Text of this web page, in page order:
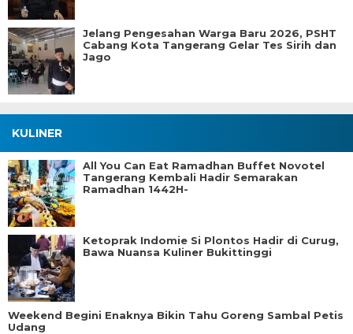
Jelang Pengesahan Warga Baru 2026, PSHT
Cabang Kota Tangerang Gelar Tes Sirih dan
Jago
KULINER
All You Can Eat Ramadhan Buffet Novotel
Tangerang Kembali Hadir Semarakan
Ramadhan 1442H-
Ketoprak Indomie Si Plontos Hadir di Curug,
Bawa Nuansa Kuliner Bukittinggi
Weekend Begini Enaknya Bikin Tahu Goreng Sambal Petis
Udang